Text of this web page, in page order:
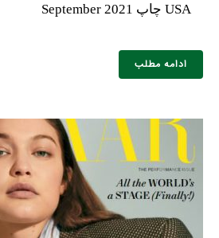
USA چاپ September 2021
ادامه مطلب
تلفن همراه : *